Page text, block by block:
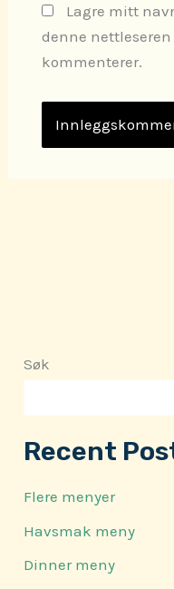
Lagre mitt
denne
kommenterer.
Søk
Recent
Flere menyer
Havsmak meny
Dinner meny